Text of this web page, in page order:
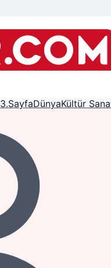
3.SayfaDünyaKültür